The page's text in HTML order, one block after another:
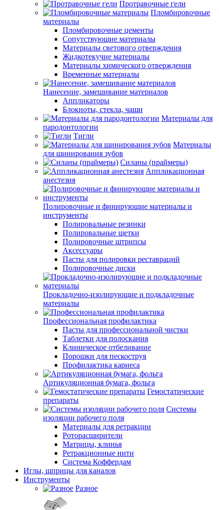
Протравочные гели
Пломбировочные
материалы
Пломбировочные цементы
Сопутствующие материалы
Материалы светового отверждения
Жидкотекучие материалы
Материалы химического отверждения
Временные материалы
Нанесение, замешивание материалов
Аппликаторы
Блокноты, стекла, чаши
Материалы для
пародонтологии
Тигли
Материалы
для шинирования зубов
Силаны (праймеры)
Аппликационная
анестезия
Полировочные и финирующие материалы и
инструменты
Полировальные резинки
Полировальные щетки
Полировочные штрипсы
Аксессуары
Пасты для полировки реставраций
Полировочные диски
Прокладочно-изолирующие и подкладочные
материалы
Профессиональная профилактика
Пасты для профессиональной чистки
Таблетки для полоскания
Клиническое отбеливание
Порошки для пескоструя
Профилактика кариеса
Артикуляционная бумага, фольга
Гемостатические
препараты
Системы
изоляции рабочего поля
Материалы для ретракции
Роторасширители
Матрицы, клинья
Ретракционные нити
Система Коффердам
Иглы, шприцы для каналов
Инструменты
Разное